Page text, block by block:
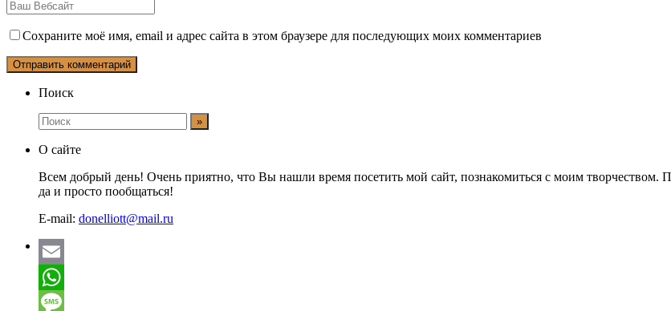
Сохраните моё имя, email и адрес сайта в этом браузере для последующих моих комментариев
Поиск
О сайте
Всем добрый день! Очень приятно, что Вы нашли время посетить мой сайт, познакомиться с моим творчеством.
да и просто пообщаться!
E-mail: donelliott@mail.ru
Email
WhatsApp